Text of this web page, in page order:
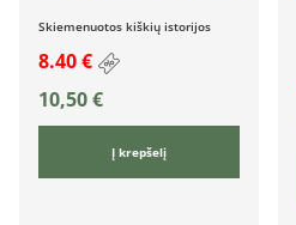
Skiemenuotos kiškių istorijos
8.40 €
10,50€
Į krepšelį